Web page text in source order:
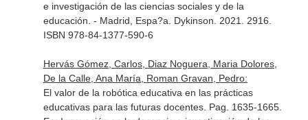
e investigación de las ciencias sociales y de la
educación . - Madrid, Espa?a. Dykinson. 2021. 2916.
ISBN 978-84-1377-590-6
Hervás Gómez, Carlos, Diaz Noguera, Maria Dolores,
De la Calle, Ana María, Roman Gravan, Pedro:
El valor de la robótica educativa en las prácticas
educativas para las futuras docentes. Pag. 1635-1665.